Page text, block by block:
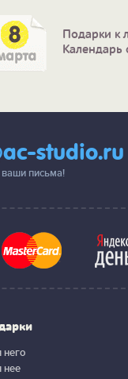
Подарки к
Календарь
studio.ru
ваши письма!
него
нее